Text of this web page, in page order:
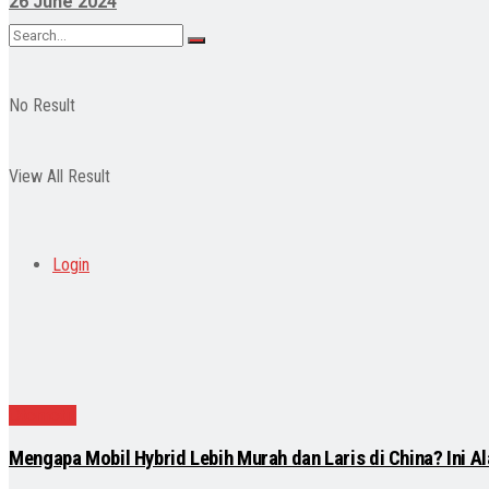
No Result
View All Result
Login
Mengapa Mobil Hybrid Lebih Murah dan Laris di China? Ini